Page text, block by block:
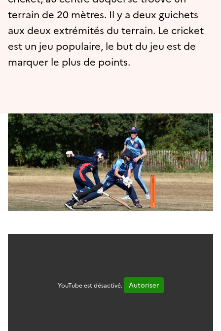
terrain de 20 mètres. Il y a deux guichets
aux deux extrémités du terrain. Le cricket
est un jeu populaire, le but du jeu est de
marquer le plus de points.
YouTube est désactivé. Autoriser